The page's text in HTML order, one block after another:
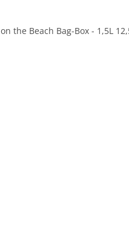
the Beach Bag-Box - 1,5L
Bewertung von 4.8 von 5